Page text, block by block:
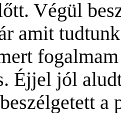
Végül
amit tudtunk
Éjjel jól
szélgetett a